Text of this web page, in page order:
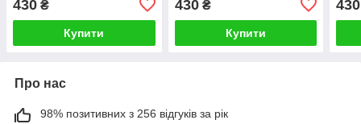
430 ₴
Купити
430₴
Купити
430
Про нас
98% позитивних з 256 відгуків за рік